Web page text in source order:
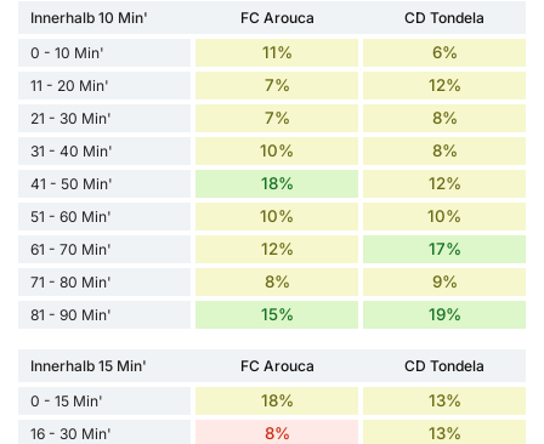
Innerhalb 10 Min' FC Arouca
CD Tondela
0 - 10 Min'
11% 6%
11 - 20 Min' 7% 12%
21 - 30 Min' 7% 8%
31 - 40 Min' 10% 8%
41 - 50 Min' 18% 12%
51 - 60 Min' 10% 10%
61 - 70 Min' 12% 17%
71 - 80 Min' 8% 9%
81 - 90 Min' 15% 19%
Innerhalb 15 Min' FC Arouca
CD Tondela
0 - 15 Min'
18% 13%
16 - 30 Min' 8% 13%